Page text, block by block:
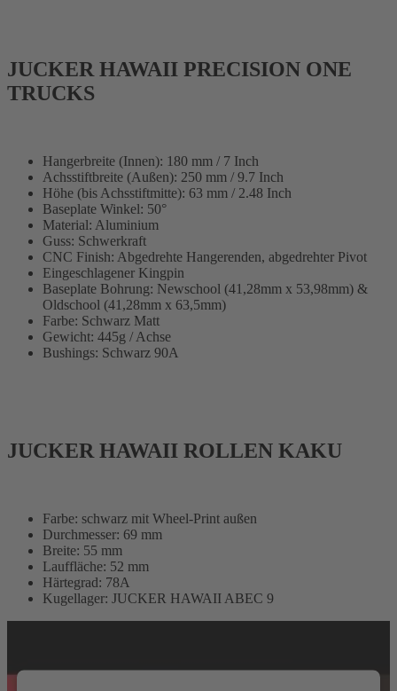
JUCKER HAWAII PRECISION ONE
TRUCKS
Hangerbreite (Innen): 180 mm / 7 Inch
Achsstiftbreite (Außen): 250 mm / 9.7 Inch
Höhe (bis Achsstiftmitte): 63 mm / 2.48 Inch
Baseplate Winkel: 50°
Material: Aluminium
Guss: Schwerkraft
CNC Finish: Abgedrehte Hangerenden, abgedrehter Pivot
Eingeschlagener Kingpin
Baseplate Bohrung: Newschool (41,28mm x 53,98mm) &
Oldschool (41,28mm x 63,5mm)
Farbe: Schwarz Matt
Gewicht: 445g / Achse
Bushings: Schwarz 90A
JUCKER HAWAII ROLLEN KAKU
Farbe: schwarz mit Wheel-Print außen
Durchmesser: 69 mm
Breite: 55 mm
Lauffläche: 52 mm
Härtegrad: 78A
Kugellager: JUCKER HAWAII ABEC 9